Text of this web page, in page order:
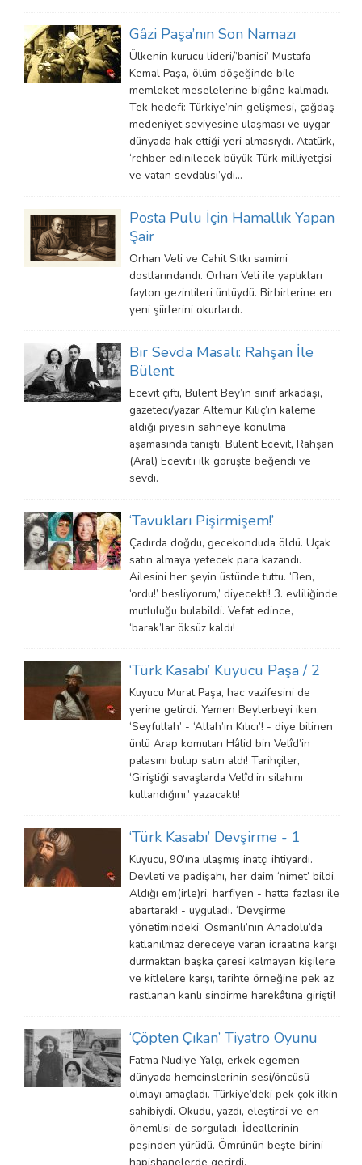
Gâzi Paşa’nın Son Namazı
Ülkenin kurucu lideri/’banisi’ Mustafa
Kemal Paşa, ölüm döşeğinde bile
memleket meselelerine bigâne kalmadı.
Tek hedefi: Türkiye’nin gelişmesi, çağdaş
medeniyet seviyesine ulaşması ve uygar
dünyada hak ettiği yeri almasıydı. Atatürk,
‘rehber edinilecek büyük Türk milliyetçisi
ve vatan sevdalısı’ydı…
Posta Pulu İçin Hamallık Yapan
Şair
Orhan Veli ve Cahit Sıtkı samimi
dostlarındandı. Orhan Veli ile yaptıkları
fayton gezintileri ünlüydü. Birbirlerine en
yeni şiirlerini okurlardı.
Bir Sevda Masalı: Rahşan İle
Bülent
Ecevit çifti, Bülent Bey’in sınıf arkadaşı,
gazeteci/yazar Altemur Kılıç’ın kaleme
aldığı piyesin sahneye konulma
aşamasında tanıştı. Bülent Ecevit, Rahşan
(Aral) Ecevit’i ilk görüşte beğendi ve
sevdi.
‘Tavukları Pişirmişem!’
Çadırda doğdu, gecekonduda öldü. Uçak
satın almaya yetecek para kazandı.
Ailesini her şeyin üstünde tuttu. ‘Ben,
‘ordu!’ besliyorum,’ diyecekti! 3. evliliğinde
mutluluğu bulabildi. Vefat edince,
‘barak’lar öksüz kaldı!
‘Türk Kasabı’ Kuyucu Paşa / 2
Kuyucu Murat Paşa, hac vazifesini de
yerine getirdi. Yemen Beylerbeyi iken,
‘Seyfullah’ - ‘Allah’ın Kılıcı’! - diye bilinen
ünlü Arap komutan Hâlid bin Velîd’in
palasını bulup satın aldı! Tarihçiler,
‘Giriştiği savaşlarda Velîd’in silahını
kullandığını,’ yazacaktı!
‘Türk Kasabı’ Devşirme - 1
Kuyucu, 90’ına ulaşmış inatçı ihtiyardı.
Devleti ve padişahı, her daim ‘nimet’ bildi.
Aldığı em(irle)ri, harfiyen - hatta fazlası ile
abartarak! - uyguladı. ‘Devşirme
yönetimindeki’ Osmanlı’nın Anadolu’da
katlanılmaz dereceye varan icraatına karşı
durmaktan başka çaresi kalmayan kişilere
ve kitlelere karşı, tarihte örneğine pek az
rastlanan kanlı sindirme harekâtına girişti!
‘Çöpten Çıkan’ Tiyatro Oyunu
Fatma Nudiye Yalçı, erkek egemen
dünyada hemcinslerinin sesi/öncüsü
olmayı amaçladı. Türkiye’deki pek çok ilkin
sahibiydi. Okudu, yazdı, eleştirdi ve en
önemlisi de sorguladı. İdeallerinin
peşinden yürüdü. Ömrünün beşte birini
hapishanelerde geçirdi.